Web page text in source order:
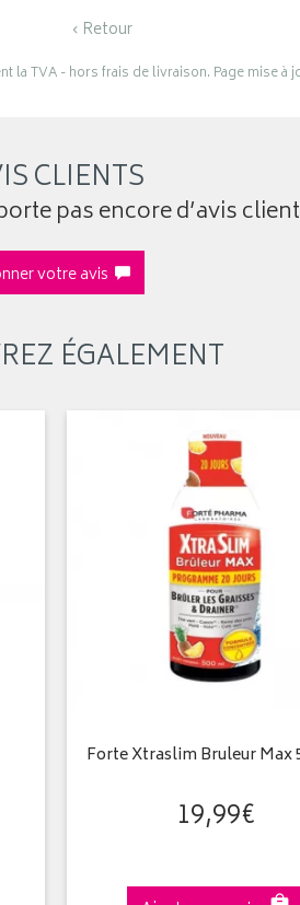
‹ Retour
la TVA - hors frais de livraison. Page mise à
CLIENTS
pas encore d’avis
votre avis
ÉGALEMENT
Forte Xtraslim Bruleur Max
19,99€